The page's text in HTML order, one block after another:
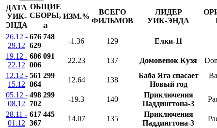
ДАТА
УИК-
ЭНДА
ОБЩИЕ
СБОРЫ,
a
ИЗМ.%
ВСЕГО
ФИЛЬМОВ
ЛИДЕР
УИК-ЭНДА
26.12 -
29.12
676 748
629
-1.36 129
Елки-11
19.12 -
22.12
686 091
006
22.23 137 Домовенок Кузя
12.12 -
15.12
561 299
864
12.64 138
Баба Яга спасает
Новый год
05.12 -
08.12
498 299
702
-19.3 140
Приключения
Паддингтона-3
28.11 -
01.12
617 445
367
14.07 135
Приключения
Паддингтона-3